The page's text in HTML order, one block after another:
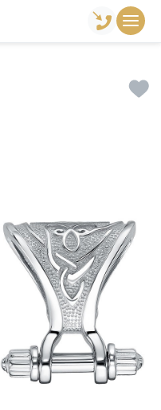
Подвески